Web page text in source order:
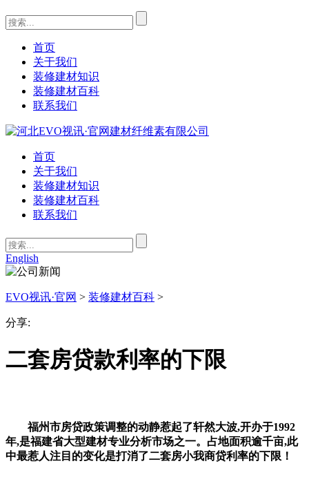
首页
关于我们
装修建材知识
装修建材百科
联系我们
首页
关于我们
装修建材知识
装修建材百科
联系我们
English
EVO视讯·官网 > 装修建材百科 >
分享:
二套房贷款利率的下限
福州市房贷政策调整的动静惹起了轩然大波,开办于1992
年,是福建省大型建材专业分析市场之一。占地面积逾千亩,此
中最惹人注目的变化是打消了二套房小我商贷利率的下限！